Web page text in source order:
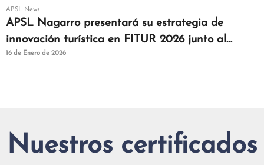
APSL News
APSL Nagarro presentará su estrategia de
innovación turística en FITUR 2026 junto al
clúster Turistec
16 de Enero de 2026
Nuestros certificados